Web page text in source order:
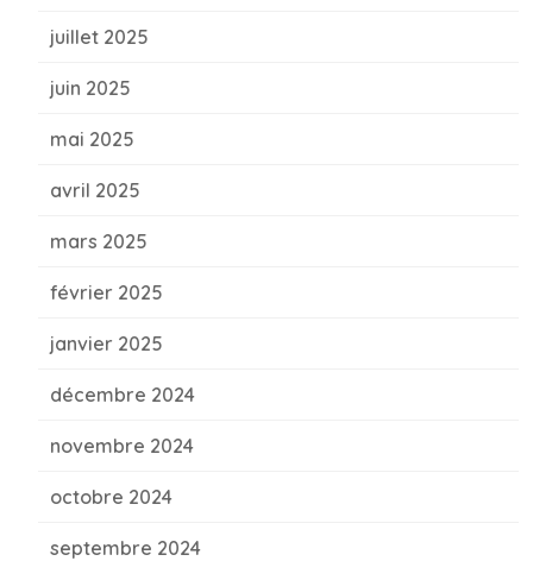
juillet 2025
juin 2025
mai 2025
avril 2025
mars 2025
février 2025
janvier 2025
décembre 2024
novembre 2024
octobre 2024
septembre 2024